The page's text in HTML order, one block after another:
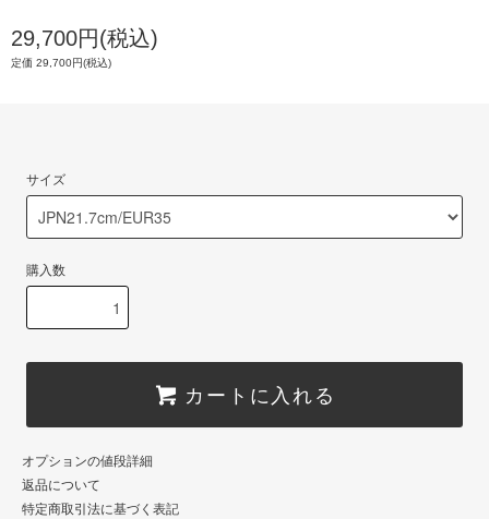
29,700円(税込)
定価 29,700円(税込)
サイズ
購入数
カートに入れる
オプションの値段詳細
返品について
特定商取引法に基づく表記